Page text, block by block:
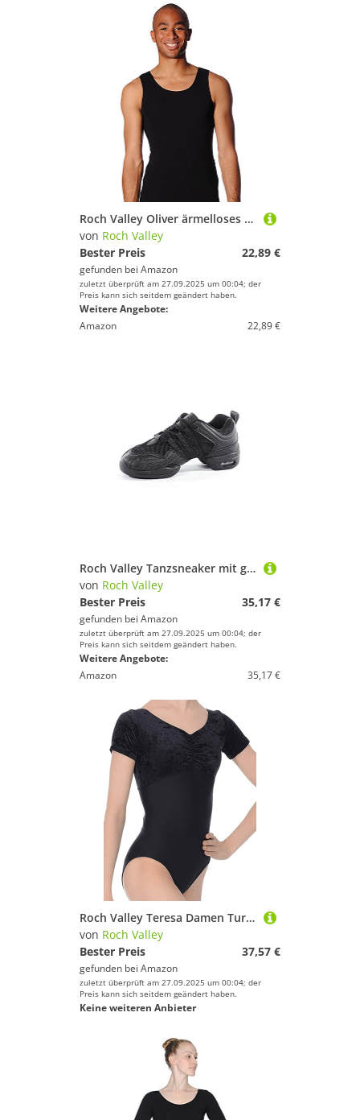
Roch Valley Oliver ärmelloses Tanztrikot für Jungen Schwarz Erwachsene L
von Roch Valley
Bester Preis
22,89 €
gefunden bei Amazon
zuletzt überprüft am 27.09.2025 um 00:04; der
Preis kann sich seitdem geändert haben.
Weitere Angebote:
Amazon
22,89 €
Roch Valley Tanzsneaker mit geteilter Sohle 37 Schwarz
von Roch Valley
Bester Preis
35,17 €
gefunden bei Amazon
zuletzt überprüft am 27.09.2025 um 00:04; der
Preis kann sich seitdem geändert haben.
Weitere Angebote:
Amazon
35,17 €
Roch Valley Teresa Damen Turnanzug, kurzärmlig, Velour-Nylon/Lycra, Schwarz, Größe L
von Roch Valley
Bester Preis
37,57 €
gefunden bei Amazon
zuletzt überprüft am 27.09.2025 um 00:04; der
Preis kann sich seitdem geändert haben.
Keine weiteren Anbieter